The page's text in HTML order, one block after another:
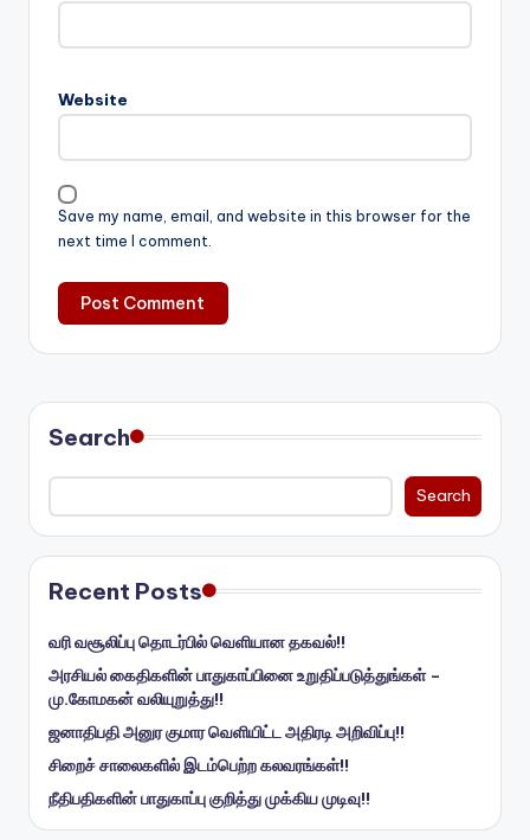
Website
Save my name, email, and website in this browser for the
next time I comment.
Search
Search
Recent Posts
வரி வசூலிப்பு தொடர்பில் வெளியான தகவல்!!
அரசியல் கைதிகளின் பாதுகாப்பினை உறுதிப்படுத்துங்கள் –
மு.கோமகன் வலியுறுத்து!!
ஜனாதிபதி அனுர குமார வெளியிட்ட அதிரடி அறிவிப்பு!!
சிறைச் சாலைகளில் இடம்பெற்ற கலவரங்கள்!!
நீதிபதிகளின் பாதுகாப்பு குறித்து முக்கிய முடிவு!!